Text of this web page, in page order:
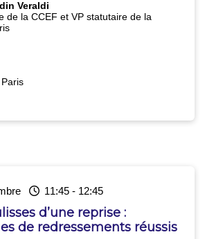
Veraldi
de la CCEF et VP statutaire de la
11:45- 12:45
d’une reprise :
de redressements réussis